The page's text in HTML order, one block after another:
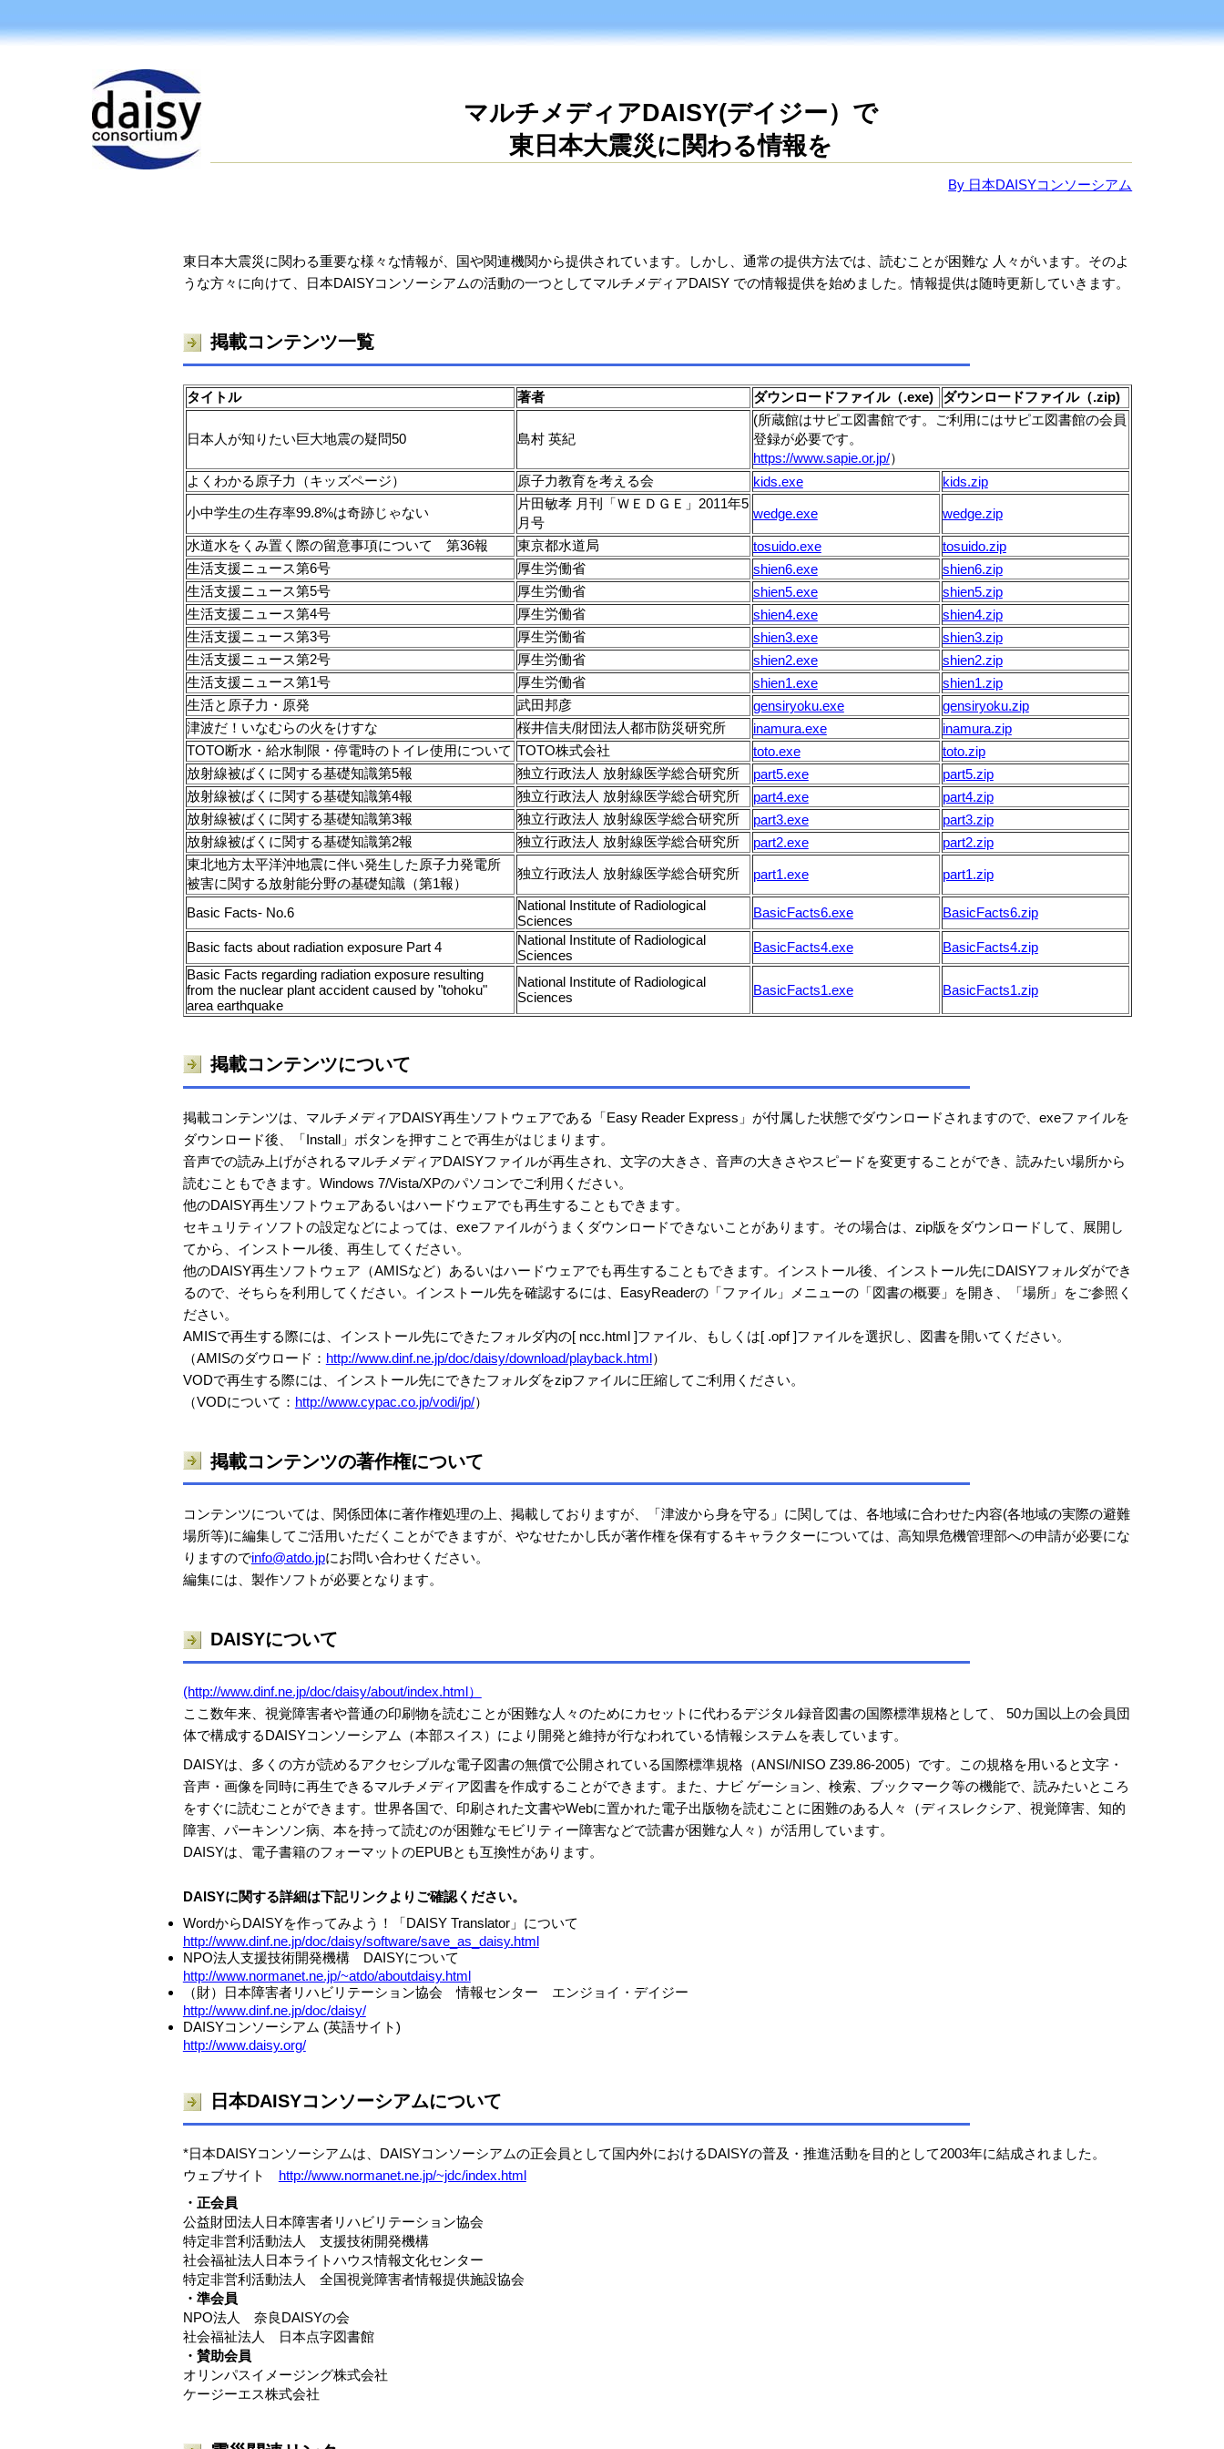
マルチメディアDAISY(デイジー）で
東日本大震災に関わる情報を
By 日本DAISYコンソーシアム
東日本大震災に関わる重要な様々な情報が、国や関連機関から提供されています。しかし、通常の提供方法では、読むことが困難な 人々がいます。そのよ
うな方々に向けて、日本DAISYコンソーシアムの活動の一つとしてマルチメディアDAISY での情報提供を始めました。情報提供は随時更新していきます。
掲載コンテンツ一覧
タイトル 著者 ダウンロードファイル（.exe) ダウンロードファイル（.zip)
日本人が知りたい巨大地震の疑問50 島村 英紀
(所蔵館はサピエ図書館です。ご利用にはサピエ図書館の会員
登録が必要です。
https://www.sapie.or.jp/）
よくわかる原子力（キッズページ）
原子力教育を考える会 kids.exe
kids.zip
小中学生の生存率99.8%は奇跡じゃない
片田敏孝 月刊「ＷＥＤＧＥ」2011年5
月号
wedge.exe wedge.zip
水道水をくみ置く際の留意事項について 第36報 東京都水道局 tosuido.exe
tosuido.zip
生活支援ニュース第6号
厚生労働省 shien6.exe
shien6.zip
生活支援ニュース第5号
厚生労働省 shien5.exe
shien5.zip
生活支援ニュース第4号
厚生労働省 shien4.exe
shien4.zip
生活支援ニュース第3号
厚生労働省 shien3.exe
shien3.zip
生活支援ニュース第2号
厚生労働省 shien2.exe
shien2.zip
生活支援ニュース第1号
厚生労働省 shien1.exe
shien1.zip
生活と原子力・原発
武田邦彦 gensiryoku.exe
gensiryoku.zip
津波だ！いなむらの火をけすな
桜井信夫/財団法人都市防災研究所 inamura.exe
inamura.zip
TOTO断水・給水制限・停電時のトイレ使用について TOTO株式会社 toto.exe
toto.zip
放射線被ばくに関する基礎知識第5報
独立行政法人 放射線医学総合研究所 part5.exe
part5.zip
放射線被ばくに関する基礎知識第4報
独立行政法人 放射線医学総合研究所 part4.exe
part4.zip
放射線被ばくに関する基礎知識第3報
独立行政法人 放射線医学総合研究所 part3.exe
part3.zip
放射線被ばくに関する基礎知識第2報
独立行政法人 放射線医学総合研究所 part2.exe
part2.zip
東北地方太平洋沖地震に伴い発生した原子力発電所
被害に関する放射能分野の基礎知識（第1報）
独立行政法人 放射線医学総合研究所 part1.exe part1.zip
Basic Facts- No.6
National Institute of Radiological
Sciences
BasicFacts6.exe BasicFacts6.zip
Basic facts about radiation exposure Part 4
National Institute of Radiological
Sciences
BasicFacts4.exe
BasicFacts4.zip
Basic Facts regarding radiation exposure resulting
from the nuclear plant accident caused by "tohoku"
area earthquake
National Institute of Radiological
Sciences
BasicFacts1.exe BasicFacts1.zip
掲載コンテンツについて
掲載コンテンツは、マルチメディアDAISY再生ソフトウェアである「Easy Reader Express」が付属した状態でダウンロードされますので、exeファイルを
ダウンロード後、「Install」ボタンを押すことで再生がはじまります。
音声での読み上げがされるマルチメディアDAISYファイルが再生され、文字の大きさ、音声の大きさやスピードを変更することができ、読みたい場所から
読むこともできます。Windows 7/Vista/XPのパソコンでご利用ください。
他のDAISY再生ソフトウェアあるいはハードウェアでも再生することもできます。
セキュリティソフトの設定などによっては、exeファイルがうまくダウンロードできないことがあります。その場合は、zip版をダウンロードして、展開し
てから、インストール後、再生してください。
他のDAISY再生ソフトウェア（AMISなど）あるいはハードウェアでも再生することもできます。インストール後、インストール先にDAISYフォルダができ
るので、そちらを利用してください。インストール先を確認するには、EasyReaderの「ファイル」メニューの「図書の概要」を開き、「場所」をご参照く
ださい。
AMISで再生する際には、インストール先にできたフォルダ内の[ ncc.html ]ファイル、もしくは[ .opf ]ファイルを選択し、図書を開いてください。
（AMISのダウロード： http://www.dinf.ne.jp/doc/daisy/download/playback.html）
VODで再生する際には、インストール先にできたフォルダをzipファイルに圧縮してご利用ください。
（VODについて： http://www.cypac.co.jp/vodi/jp/）
掲載コンテンツの著作権について
コンテンツについては、関係団体に著作権処理の上、掲載しておりますが、「津波から身を守る」に関しては、各地域に合わせた内容(各地域の実際の避難
場所等)に編集してご活用いただくことができますが、やなせたかし氏が著作権を保有するキャラクターについては、高知県危機管理部への申請が必要にな
りますのでinfo@atdo.jpにお問い合わせください。
編集には、製作ソフトが必要となります。
DAISYについて
(http://www.dinf.ne.jp/doc/daisy/about/index.html）
ここ数年来、視覚障害者や普通の印刷物を読むことが困難な人々のためにカセットに代わるデジタル録音図書の国際標準規格として、 50カ国以上の会員団
体で構成するDAISYコンソーシアム（本部スイス）により開発と維持が行なわれている情報システムを表しています。
DAISYは、多くの方が読めるアクセシブルな電子図書の無償で公開されている国際標準規格（ANSI/NISO Z39.86-2005）です。この規格を用いると文字・
音声・画像を同時に再生できるマルチメディア図書を作成することができます。また、ナビ ゲーション、検索、ブックマーク等の機能で、読みたいところ
をすぐに読むことができます。世界各国で、印刷された文書やWebに置かれた電子出版物を読むことに困難のある人々（ディスレクシア、視覚障害、知的
障害、パーキンソン病、本を持って読むのが困難なモビリティー障害などで読書が困難な人々）が活用しています。
DAISYは、電子書籍のフォーマットのEPUBとも互換性があります。
DAISYに関する詳細は下記リンクよりご確認ください。
WordからDAISYを作ってみよう！「DAISY Translator」について
http://www.dinf.ne.jp/doc/daisy/software/save_as_daisy.html
NPO法人支援技術開発機構 DAISYについて
http://www.normanet.ne.jp/~atdo/aboutdaisy.html
（財）日本障害者リハビリテーション協会 情報センター エンジョイ・デイジー
http://www.dinf.ne.jp/doc/daisy/
DAISYコンソーシアム (英語サイト)
http://www.daisy.org/
日本DAISYコンソーシアムについて
*日本DAISYコンソーシアムは、DAISYコンソーシアムの正会員として国内外におけるDAISYの普及・推進活動を目的として2003年に結成されました。
ウェブサイト http://www.normanet.ne.jp/~jdc/index.html
・正会員
公益財団法人日本障害者リハビリテーション協会
特定非営利活動法人 支援技術開発機構
社会福祉法人日本ライトハウス情報文化センター
特定非営利活動法人 全国視覚障害者情報提供施設協会
・準会員
NPO法人 奈良DAISYの会
社会福祉法人 日本点字図書館
・賛助会員
オリンパスイメージング株式会社
ケージーエス株式会社